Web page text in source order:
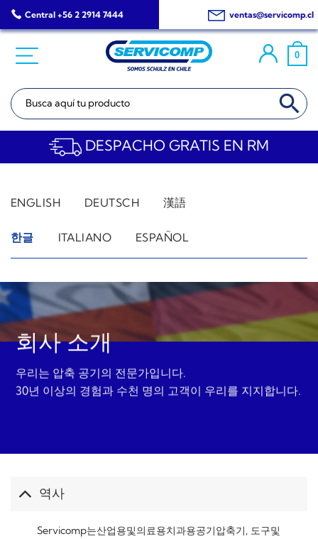
Saltar
al
Central +56 2 2914 7444 ventas@servicomp.cl
0
Buscar: BOTÓN DE
DESPACHO GRATIS EN RM
ENGLISH DEUTSCH 漢語
한글 ITALIANO ESPAÑOL
회사 소개
우리는 압축 공기의 전문가입니다.
30년 이상의 경험과 수천 명의 고객이 우리를 지지합니다.
역사
Servicomp는산업용및의료용치과용공기압축기, 도구및